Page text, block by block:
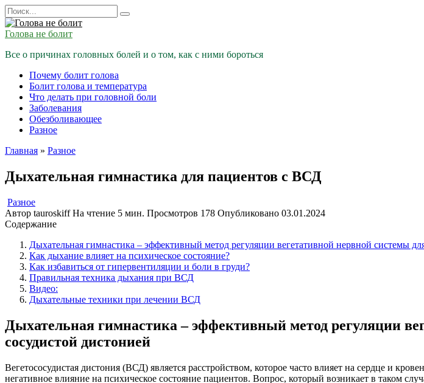
Перейти
к
содержанию
Search
for:
Голова не болит
Все о причинах головных болей и о том, как с ними бороться
Почему болит голова
Болит голова и температура
Что делать при головной боли
Заболевания
Обезболивающее
Разное
Главная » Разное
Дыхательная гимнастика для пациентов с ВСД
Разное
Автор tauroskiff На чтение 5 мин. Просмотров 178 Опубликовано 03.01.2024
Содержание
Дыхательная гимнастика – эффективный метод регуляции вегетативной нервной системы
Как дыхание влияет на психическое состояние?
Как избавиться от гипервентиляции и боли в груди?
Правильная техника дыхания при ВСД
Видео:
Дыхательные техники при лечении ВСД
Дыхательная гимнастика – эффективный метод регуляции
сосудистой дистонией
Вегетососудистая дистония (ВСД) является расстройством, которое часто влияет на сердце и
негативное влияние на психическое состояние пациентов. Вопрос, который возникает в таком